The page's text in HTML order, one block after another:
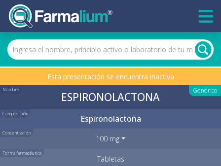
Esta presentación se encuentra inactiva
Nombre Genérico
ESPIRONOLACTONA
Composición Espironolactona
Concentración
100 mg
Forma farmacéutica
Tabletas